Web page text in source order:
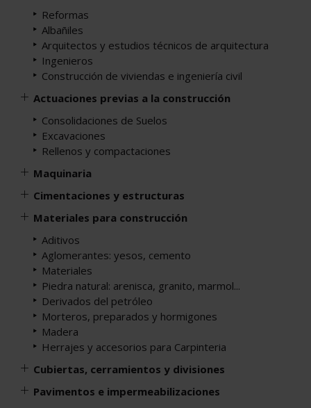
Reformas
Albañiles
Arquitectos y estudios técnicos de arquitectura
Ingenieros
Construcción de viviendas e ingeniería civil
Actuaciones previas a la construcción
Consolidaciones de Suelos
Excavaciones
Rellenos y compactaciones
Maquinaria
Cimentaciones y estructuras
Materiales para construcción
Aditivos
Aglomerantes: yesos, cemento
Materiales
Piedra natural: arenisca, granito, marmol...
Derivados del petróleo
Morteros, preparados y hormigones
Madera
Herrajes y accesorios para Carpinteria
Cubiertas, cerramientos y divisiones
Pavimentos e impermeabilizaciones